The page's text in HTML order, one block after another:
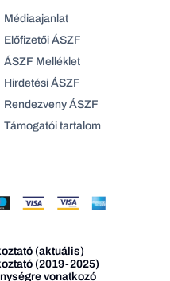
Médiaajanlat
Előfizetői ÁSZF
ÁSZF Melléklet
Hirdetési ÁSZF
Rendezveny ÁSZF
Támogatói tartalom
(aktuális)
(2019-2025)
vonatkozó